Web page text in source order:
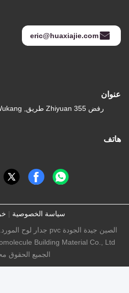
eric@huaxiajie.com
عنوان
هاتف
سياسة الخصوصية|
الجميع الحقوق